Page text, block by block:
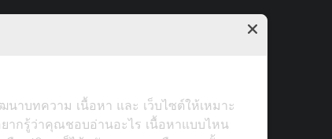
าบทความ เนื้อหา และ เว็บไซต์ให้เหมาะ
กรู้ว่าคุณชอบอ่านอะไร เนื้อหาแบบไหน